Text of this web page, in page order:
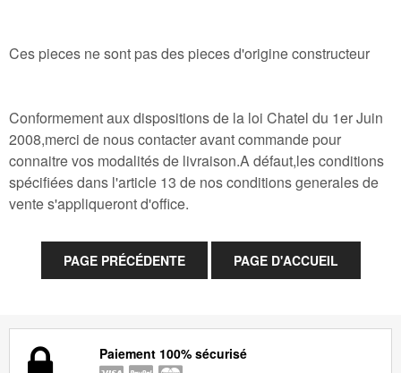
Ces pieces ne sont pas des pieces d'origine constructeur
Conformement aux dispositions de la loi Chatel du 1er Juin
2008,merci de nous contacter avant commande pour
connaitre vos modalités de livraison.A défaut,les conditions
spécifiées dans l'article 13 de nos conditions generales de
vente s'appliqueront d'office.
Paiement 100% sécurisé